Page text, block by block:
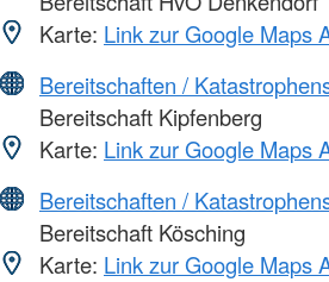
Karte: Link zur Google Maps
Bereitschaften /
Bereitschaft Kipfenberg
Karte: Link zur Google Maps
Bereitschaften /
Bereitschaft Kösching
Karte: Link zur Google Maps